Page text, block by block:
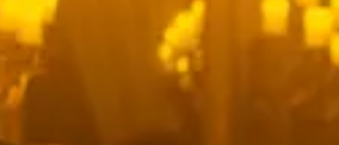
San
Mostre